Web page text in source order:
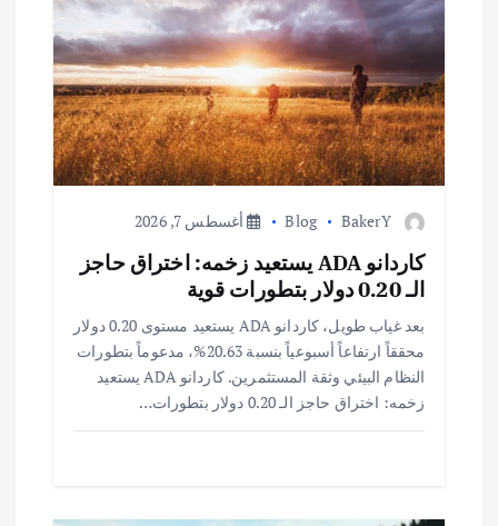
ت
BakerY
Blog أغسطس 7, 2026
كاردانو ADA يستعيد زخمه: اختراق حاجز
الـ 0.20 دولار بتطورات قوية
بعد غياب طويل، كاردانو ADA يستعيد مستوى 0.20 دولار
محققاً ارتفاعاً أسبوعياً بنسبة 20.63%، مدعوماً بتطورات
النظام البيئي وثقة المستثمرين. كاردانو ADA يستعيد
زخمه: اختراق حاجز الـ 0.20 دولار بتطورات…